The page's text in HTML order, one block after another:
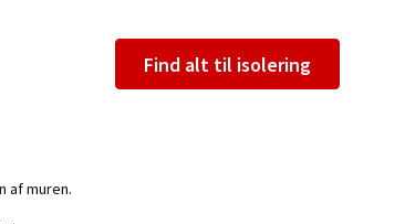
Find alt til isolering
af ​​muren.